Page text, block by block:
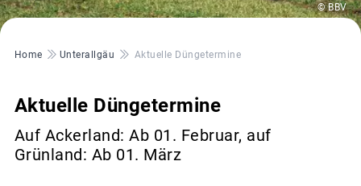
© BBV
Pfadnavigation
Home Unterallgäu Aktuelle Düngetermine
Aktuelle Düngetermine
Auf Ackerland: Ab 01. Februar, auf
Grünland: Ab 01. März